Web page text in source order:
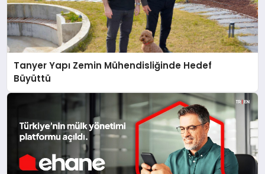
Tanyer Yapı Zemin Mühendisliğinde Hedef
Büyüttü